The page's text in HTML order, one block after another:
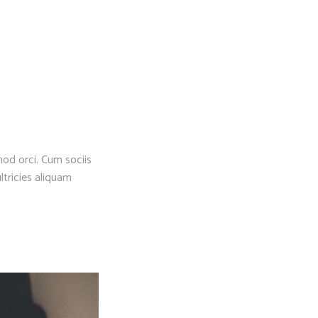
orci. Cum sociis
aliquam